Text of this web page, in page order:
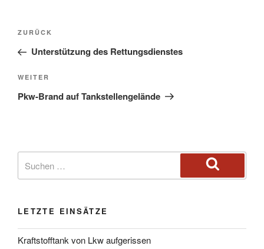
ZURÜCK
Unterstützung des Rettungsdienstes
WEITER
Pkw-Brand auf Tankstellengelände
LETZTE EINSÄTZE
Kraftstofftank von Lkw aufgerissen